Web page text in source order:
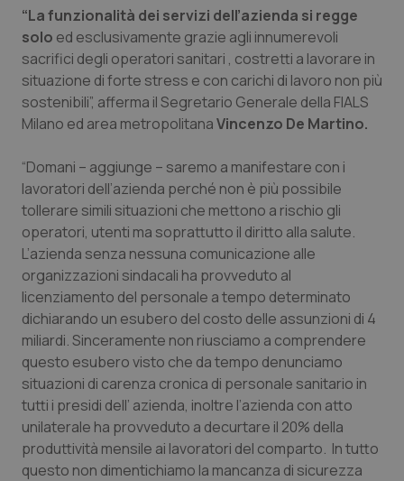
Lazio
Liguria
Marche
Molise
Piemonte
Provincia Autonoma di Bolzano
Provincia Autonoma di Trento
Puglia
Sardegna
Diabete & glucometri
Disturbi dell’umore
Donna & Salute
Epatiti
HIV
Infezioni & Febbre
Ipertensione & Scompenso
Malattie rare
Malattia di Crohn & Rettocolite Ulcerosa
“La funzionalità dei servizi dell’azienda si regge
solo ed esclusivamente grazie agli innumerevoli
sacrifici degli operatori sanitari , costretti a lavorare in
situazione di forte stress e con carichi di lavoro non più
sostenibili”, afferma il Segretario Generale della FIALS
Milano ed area metropolitanaVincenzo De Martino.
“Domani – aggiunge – saremo a manifestare con i
lavoratori dell’azienda perché non è più possibile
tollerare simili situazioni che mettono a rischio gli
operatori, utenti ma soprattutto il diritto alla salute.
L’azienda senza nessuna comunicazione alle
organizzazioni sindacali ha provveduto al
licenziamento del personale a tempo determinato
dichiarando un esubero del costo delle assunzioni di 4
miliardi. Sinceramente non riusciamo a comprendere
questo esubero visto che da tempo denunciamo
situazioni di carenza cronica di personale sanitario in
tutti i presidi dell’ azienda, inoltre l’azienda con atto
unilaterale ha provveduto a decurtare il 20% della
produttività mensile ai lavoratori del comparto. In tutto
questo non dimentichiamo la mancanza di sicurezza